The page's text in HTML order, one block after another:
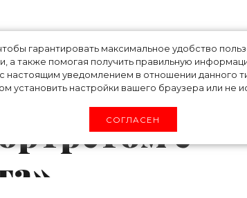
гарантировать максимальное удобство
а также помогая получить правильную
настоящим уведомлением в отношении данного
настройки вашего браузера или не
СОГЛАСЕН
Гарри
с